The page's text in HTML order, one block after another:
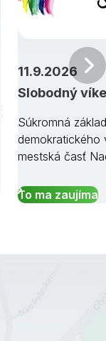
Slobodný
11.9.2026
Súkromná
demokratického
mestská časť
To ma zaujíma